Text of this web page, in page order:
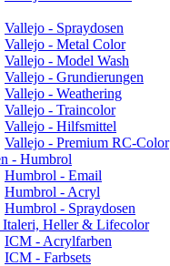
Vallejo - Spraydosen
Vallejo - Metal Color
Vallejo - Model Wash
Vallejo - Grundierungen
Vallejo - Weathering
Vallejo - Traincolor
Vallejo - Hilfsmittel
Vallejo - Premium RC-Color
- Humbrol
Humbrol - Email
Humbrol - Acryl
Humbrol - Spraydosen
Heller & Lifecolor
ICM - Acrylfarben
ICM - Farbsets